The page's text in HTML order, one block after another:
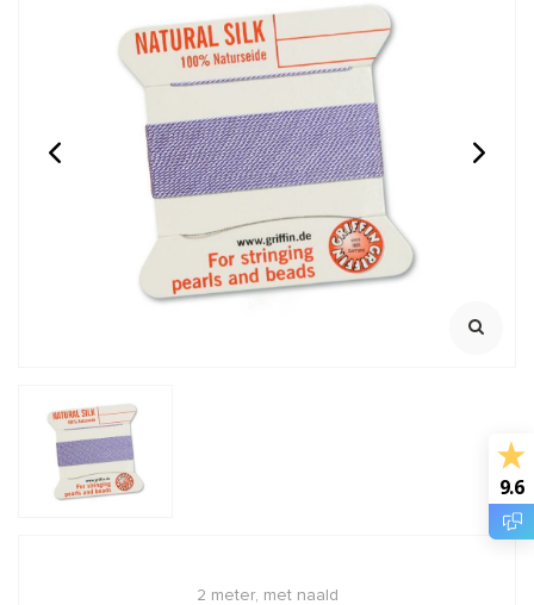
BLUE: Griffin zijde draad
2 meter met naald
BLACK: Griffin zijde
2 meter met naald
€2,02 Excl. btw
2 meter, met naald
9.6